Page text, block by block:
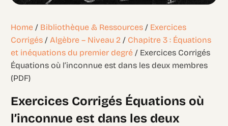
Home / Bibliothèque & Ressources / Exercices
Corrigés / Algèbre – Niveau 2 / Chapitre 3 : Équations
et inéquations du premier degré / Exercices Corrigés
Équations où l’inconnue est dans les deux membres
(PDF)
Exercices Corrigés Équations où
l’inconnue est dans les deux